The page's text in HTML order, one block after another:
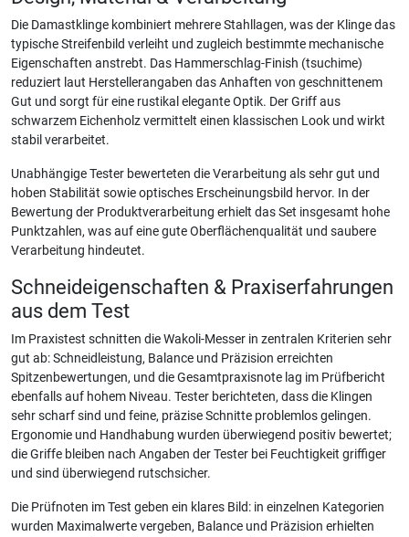
Die Damastklinge kombiniert mehrere Stahllagen, was der Klinge das
typische Streifenbild verleiht und zugleich bestimmte mechanische
Eigenschaften anstrebt. Das Hammerschlag-Finish (tsuchime)
reduziert laut Herstellerangaben das Anhaften von geschnittenem
Gut und sorgt für eine rustikal elegante Optik. Der Griff aus
schwarzem Eichenholz vermittelt einen klassischen Look und wirkt
stabil verarbeitet.
Unabhängige Tester bewerteten die Verarbeitung als sehr gut und
hoben Stabilität sowie optisches Erscheinungsbild hervor. In der
Bewertung der Produktverarbeitung erhielt das Set insgesamt hohe
Punktzahlen, was auf eine gute Oberflächenqualität und saubere
Verarbeitung hindeutet.
Schneideigenschaften & Praxiserfahrungen
aus dem Test
Im Praxistest schnitten die Wakoli-Messer in zentralen Kriterien sehr
gut ab: Schneidleistung, Balance und Präzision erreichten
Spitzenbewertungen, und die Gesamtpraxisnote lag im Prüfbericht
ebenfalls auf hohem Niveau. Tester berichteten, dass die Klingen
sehr scharf sind und feine, präzise Schnitte problemlos gelingen.
Ergonomie und Handhabung wurden überwiegend positiv bewertet;
die Griffe bleiben nach Angaben der Tester bei Feuchtigkeit griffiger
und sind überwiegend rutschsicher.
Die Prüfnoten im Test geben ein klares Bild: in einzelnen Kategorien
wurden Maximalwerte vergeben, Balance und Präzision erhielten